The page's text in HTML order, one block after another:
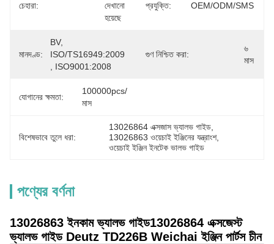
চেহারা:
দেখানো
হয়েছে
প্রযুক্তি: OEM/ODM/SMS
মানদণ্ড:
BV,
ISO/TS16949:2009
, ISO9001:2008
গুণ নিশ্চিত করা:
৬
মাস
যোগানের ক্ষমতা:
100000pcs/
মাস
বিশেষভাবে তুলে ধরা:
13026864 এক্সজাস ভ্যালভ গাইড
13026863 ওয়েচাই ইঞ্জিনের যন্ত্রাংশ,
ওয়েচাই ইঞ্জিন ইনটেক ভালভ গাইড
পণ্যের বর্ণনা
13026863 ইনকাম ভ্যালভ গাইড13026864 এক্সজেস্ট
ভ্যালভ গাইড Deutz TD226B Weichai ইঞ্জিন পার্টস চীন